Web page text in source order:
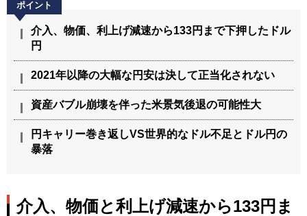
介入、物価、利上げ減速から133円まで下押したドル
円
2021年以降の大幅な円安は決して正当化されない
資産バブル崩壊を伴った米景気後退の可能性大
円キャリー巻き返しVS世界的なドル不足とドル円の
暴落
介入、物価と利上げ減速から133円ま